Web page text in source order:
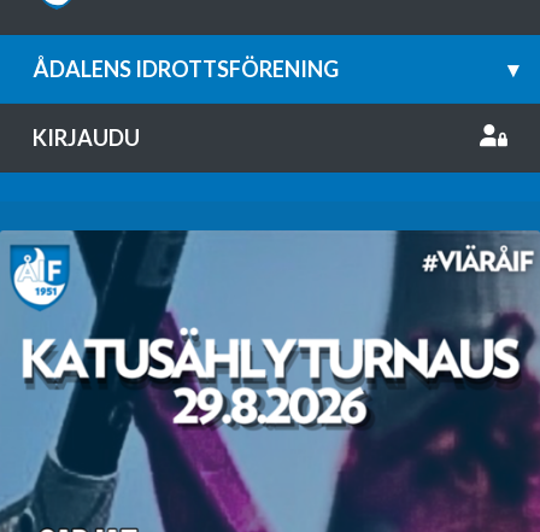
ÅDALENS IDROTTSFÖRENING ▾
KIRJAUDU